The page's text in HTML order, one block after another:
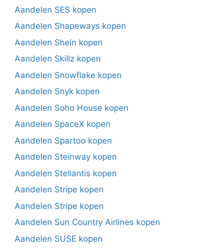
Aandelen SES kopen
Aandelen Shapeways kopen
Aandelen Shein kopen
Aandelen Skillz kopen
Aandelen Snowflake kopen
Aandelen Snyk kopen
Aandelen Soho House kopen
Aandelen SpaceX kopen
Aandelen Spartoo kopen
Aandelen Steinway kopen
Aandelen Stellantis kopen
Aandelen Stripe kopen
Aandelen Stripe kopen
Aandelen Sun Country Airlines kopen
Aandelen SUSE kopen